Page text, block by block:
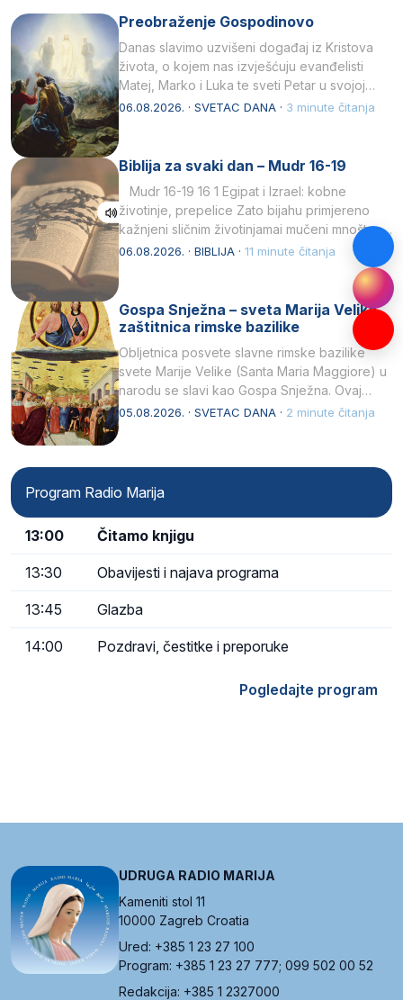
Preobraženje Gospodinovo
Danas slavimo uzvišeni događaj iz Kristova
života, o kojem nas izvješćuju evanđelisti
Matej, Marko i Luka te sveti Petar u svojoj
drugoj…
06.08.2026. · SVETAC DANA · 3 minute čitanja
Biblija za svaki dan – Mudr 16-19
Mudr 16-19 16 1 Egipat i Izrael: kobne
životinje, prepelice Zato bijahu primjereno
kažnjeni sličnim životinjamai mučeni mnoštvom
kukaca.2 A narod…
06.08.2026. · BIBLIJA · 11 minute čitanja
Gospa Snježna – sveta Marija Velika,
zaštitnica rimske bazilike
Obljetnica posvete slavne rimske bazilike
svete Marije Velike (Santa Maria Maggiore) u
narodu se slavi kao Gospa Snježna. Ovaj
naziv, Sancta Maria…
05.08.2026. · SVETAC DANA · 2 minute čitanja
Program Radio Marija
13:00 Čitamo knjigu
13:30 Obavijesti i najava programa
13:45 Glazba
14:00 Pozdravi, čestitke i preporuke
Pogledajte program
UDRUGA RADIO MARIJA
Kameniti stol 11
10000 Zagreb Croatia
Ured: +385 1 23 27 100
Program: +385 1 23 27 777; 099 502 00 52
Redakcija: +385 1 2327000